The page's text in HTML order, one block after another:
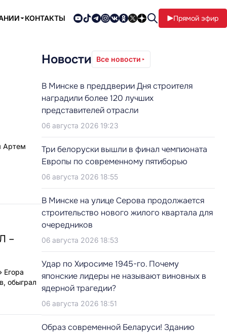
КОНТАКТЫ Прямой эфир
Артем
–
Егора
обыграл
Новости Все новости
В Минске в преддверии Дня строителя
наградили более 120 лучших
представителей отрасли
06 августа 2026 19:23
Три белоруски вышли в финал чемпионата
Европы по современному пятиборью
06 августа 2026 18:55
В Минске на улице Серова продолжается
строительство нового жилого квартала для
очередников
06 августа 2026 18:53
Удар по Хиросиме 1945-го. Почему
японские лидеры не называют виновных в
ядерной трагедии?
06 августа 2026 18:51
Образ современной Беларуси! Зданию